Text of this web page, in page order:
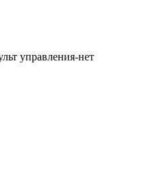
управления-нет